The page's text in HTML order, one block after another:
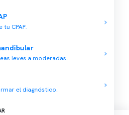
Todos los derechos reservados.
CPAP.
leves a moderadas.
el diagnóstico.